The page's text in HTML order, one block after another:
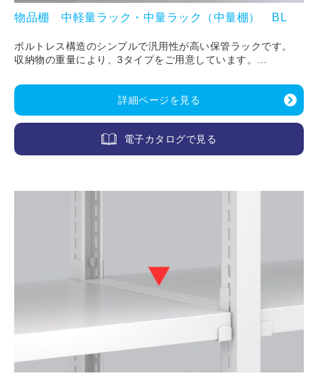
物品棚 中軽量ラック・中量ラック（中量棚） BL
ボルトレス構造のシンプルで汎用性が高い保管ラックです。
収納物の重量により、3タイプをご用意しています。
段、D650：450kg/段、D850：500kg/段）
詳細ページを見る
電子カタログで見る